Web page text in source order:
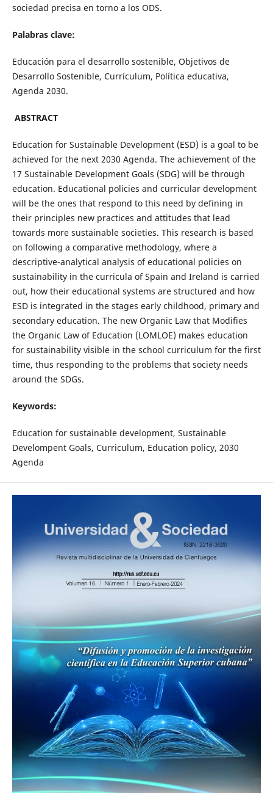
sociedad precisa en torno a los ODS.
Palabras clave:
Educación para el desarrollo sostenible, Objetivos de
Desarrollo Sostenible, Currículum, Política educativa,
Agenda 2030.
ABSTRACT
Education for Sustainable Development (ESD) is a goal to be
achieved for the next 2030 Agenda. The achievement of the
17 Sustainable Development Goals (SDG) will be through
education. Educational policies and curricular development
will be the ones that respond to this need by defining in
their principles new practices and attitudes that lead
towards more sustainable societies. This research is based
on following a comparative methodology, where a
descriptive-analytical analysis of educational policies on
sustainability in the curricula of Spain and Ireland is carried
out, how their educational systems are structured and how
ESD is integrated in the stages early childhood, primary and
secondary education. The new Organic Law that Modifies
the Organic Law of Education (LOMLOE) makes education
for sustainability visible in the school curriculum for the first
time, thus responding to the problems that society needs
around the SDGs.
Keywords:
Education for sustainable development, Sustainable
Develompent Goals, Curriculum, Education policy, 2030
Agenda